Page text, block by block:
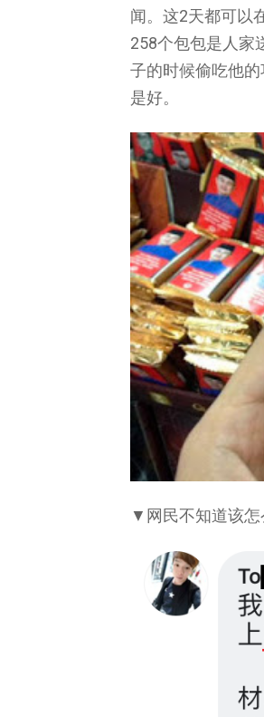
闻。这2天都可以
258个包包是人家
子的时候偷吃他
是好。
▼网民不知道该怎